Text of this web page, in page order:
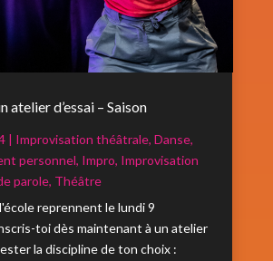
atelier d’essai – Saison
| Improvisation théâtrale, Danse,
personnel, Impro, Improvisation
parole, Théâtre
reprennent le lundi 9
toi dès maintenant à un atelier
la discipline de ton choix :